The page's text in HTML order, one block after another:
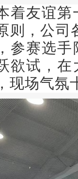
着友谊第
则，公司
参赛选
欲试，
现场气氛